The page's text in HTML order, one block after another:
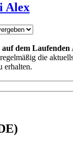
Alex
auf dem Laufenden
die
erhalten.